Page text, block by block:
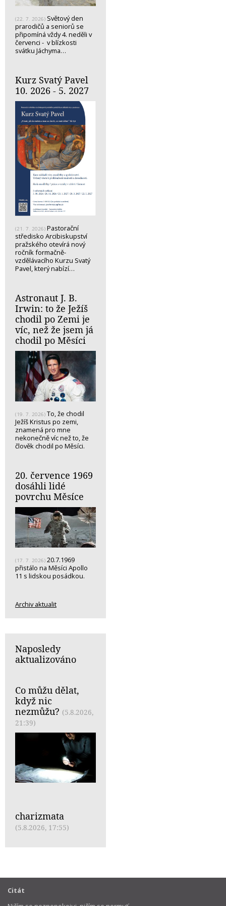
(22. 7. 2026) Světový den
prarodičů a seniorů se
připomíná vždy 4. neděli v
červenci - v blízkosti
svátku Jáchyma…
Kurz Svatý Pavel
10. 2026 - 5. 2027
(21. 7. 2026) Pastorační
středisko Arcibiskupství
pražského otevírá nový
ročník formačně-
vzdělávacího Kurzu Svatý
Pavel, který nabízí…
Astronaut J. B.
Irwin: to že Ježíš
chodil po Zemi je
víc, než že jsem já
chodil po Měsíci
(19. 7. 2026) To, že chodil
Ježíš Kristus po zemi,
znamená pro mne
nekonečně víc než to, že
člověk chodil po Měsíci.
20. července 1969
dosáhli lidé
povrchu Měsíce
(17. 7. 2026) 20.7.1969
přistálo na Měsíci Apollo
11 s lidskou posádkou.
Archiv aktualit
Naposledy
aktualizováno
Co můžu dělat,
když nic
nezmůžu? (5.8.2026,
21:39)
charizmata
(5.8.2026, 17:55)
Citát